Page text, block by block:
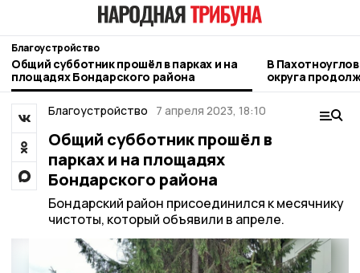
Благоустройство
Общий субботник прошёл в парках и на
площадях Бондарского района
В
округа
модернизация
Благоустройство
7 апреля 2023, 18:10
Общий субботник прошёл в
парках и на площадях
Бондарского района
Бондарский район присоединился к месячнику
чистоты, который объявили в апреле.